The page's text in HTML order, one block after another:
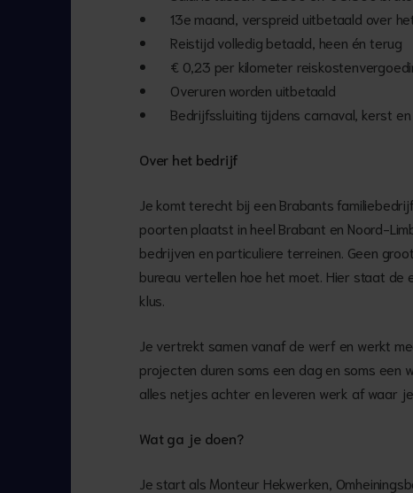
13e maand, verspreid uitbetaald over
Reistijd volledig betaald, heen én terug
€ 0,23 per kilometer
Overuren worden uitbetaald
Bedrijfssluiting tijdens carnaval, kerst
Over het bedrijf
Je komt terecht bij een Brabants
poorten plaatst in heel Brabant en Noord-
bedrijven en particuliere terreinen. Geen
bureau vertellen hoe het moet. Hier staat de
klus.
Je vertrekt samen vanaf de werf en werkt
projecten duren soms een dag en soms een
alles netjes achter en leveren werk af waar
Wat ga je doen?
Je start als Monteur Hekwerken,